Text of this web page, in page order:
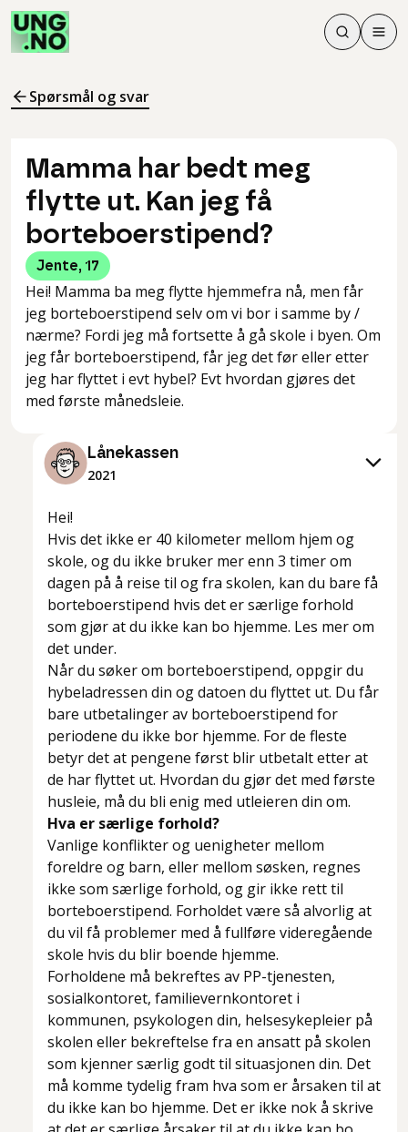
Søk
Søk
Meny
Spørsmål og svar
Mamma har bedt meg
flytte ut. Kan jeg få
borteboerstipend?
Jente, 17
Hei! Mamma ba meg flytte hjemmefra nå, men får
jeg borteboerstipend selv om vi bor i samme by /
nærme? Fordi jeg må fortsette å gå skole i byen. Om
jeg får borteboerstipend, får jeg det før eller etter
jeg har flyttet i evt hybel? Evt hvordan gjøres det
med første månedsleie.
Lånekassen
2021
Hei!
Hvis det ikke er 40 kilometer mellom hjem og
skole, og du ikke bruker mer enn 3 timer om
dagen på å reise til og fra skolen, kan du bare få
borteboerstipend hvis det er særlige forhold
som gjør at du ikke kan bo hjemme. Les mer om
det under.
Når du søker om borteboerstipend, oppgir du
hybeladressen din og datoen du flyttet ut. Du får
bare utbetalinger av borteboerstipend for
periodene du ikke bor hjemme. For de fleste
betyr det at pengene først blir utbetalt etter at
de har flyttet ut. Hvordan du gjør det med første
husleie, må du bli enig med utleieren din om.
Hva er særlige forhold?
Vanlige konflikter og uenigheter mellom
foreldre og barn, eller mellom søsken, regnes
ikke som særlige forhold, og gir ikke rett til
borteboerstipend. Forholdet være så alvorlig at
du vil få problemer med å fullføre videregående
skole hvis du blir boende hjemme.
Forholdene må bekreftes av PP-tjenesten,
sosialkontoret, familievernkontoret i
kommunen, psykologen din, helsesykepleier på
skolen eller bekreftelse fra en ansatt på skolen
som kjenner særlig godt til situasjonen din. Det
må komme tydelig fram hva som er årsaken til at
du ikke kan bo hjemme. Det er ikke nok å skrive